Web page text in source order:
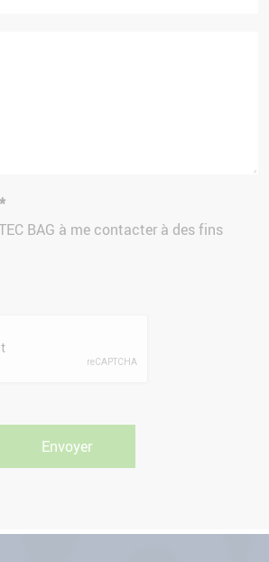
*
BAG à me contacter à des fins